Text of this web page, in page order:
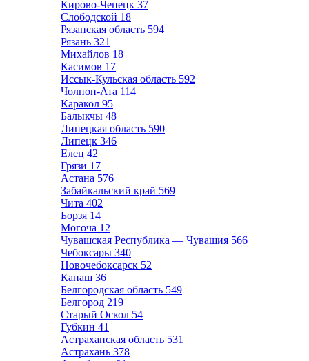
Кирово-Чепецк 37
Слободской 18
Рязанская область 594
Рязань 321
Михайлов 18
Касимов 17
Иссык-Кульская область 592
Чолпон-Ата 114
Каракол 95
Балыкчы 48
Липецкая область 590
Липецк 346
Елец 42
Грязи 17
Астана 576
Забайкальский край 569
Чита 402
Борзя 14
Могоча 12
Чувашская Республика — Чувашия 566
Чебоксары 340
Новочебоксарск 52
Канаш 36
Белгородская область 549
Белгород 219
Старый Оскол 54
Губкин 41
Астраханская область 531
Астрахань 378